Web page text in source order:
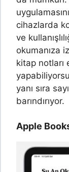
cihazlarda
ve
okumanıza
kitap notları
yanı sıra
barındırıyor.
Apple